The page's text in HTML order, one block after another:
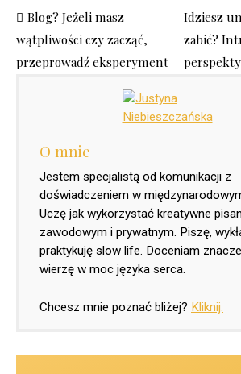
Blog? Jeżeli masz
wątpliwości czy zacząć,
przeprowadź eksperyment
Idziesz
zabić?
O mnie
Jestem specjalistą od komunikacji z
doświadczeniem w
Uczę jak wykorzystać kreatywne
zawodowym i prywatnym. Piszę,
praktykuję slow life. Doceniam
wierzę w moc języka serca.
Chcesz mnie poznać bliżej? Kliknij.